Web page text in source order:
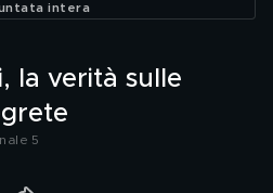
intera
la verità sulle
5